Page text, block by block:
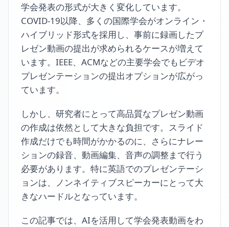
学会発表の形式が大きく変化しています。
COVID-19以降、多くの国際学会がオンライン・
ハイブリッド形式を採用し、事前に録画したプ
レゼン動画の提出が求められるケースが増えて
います。IEEE、ACMなどの主要学会でもビデオ
プレゼンテーションの提出オプションが広がっ
ています。
しかし、研究者にとって高品質なプレゼン動画
の作成は依然として大きな負担です。スライド
作成だけでも時間がかかるのに、さらにナレー
ションの録音、動画編集、音声の調整まで行う
必要があります。特に英語でのプレゼンテーシ
ョンは、ノンネイティブスピーカーにとって大
きなハードルとなっています。
この記事では、AIを活用して学会発表動画をわ